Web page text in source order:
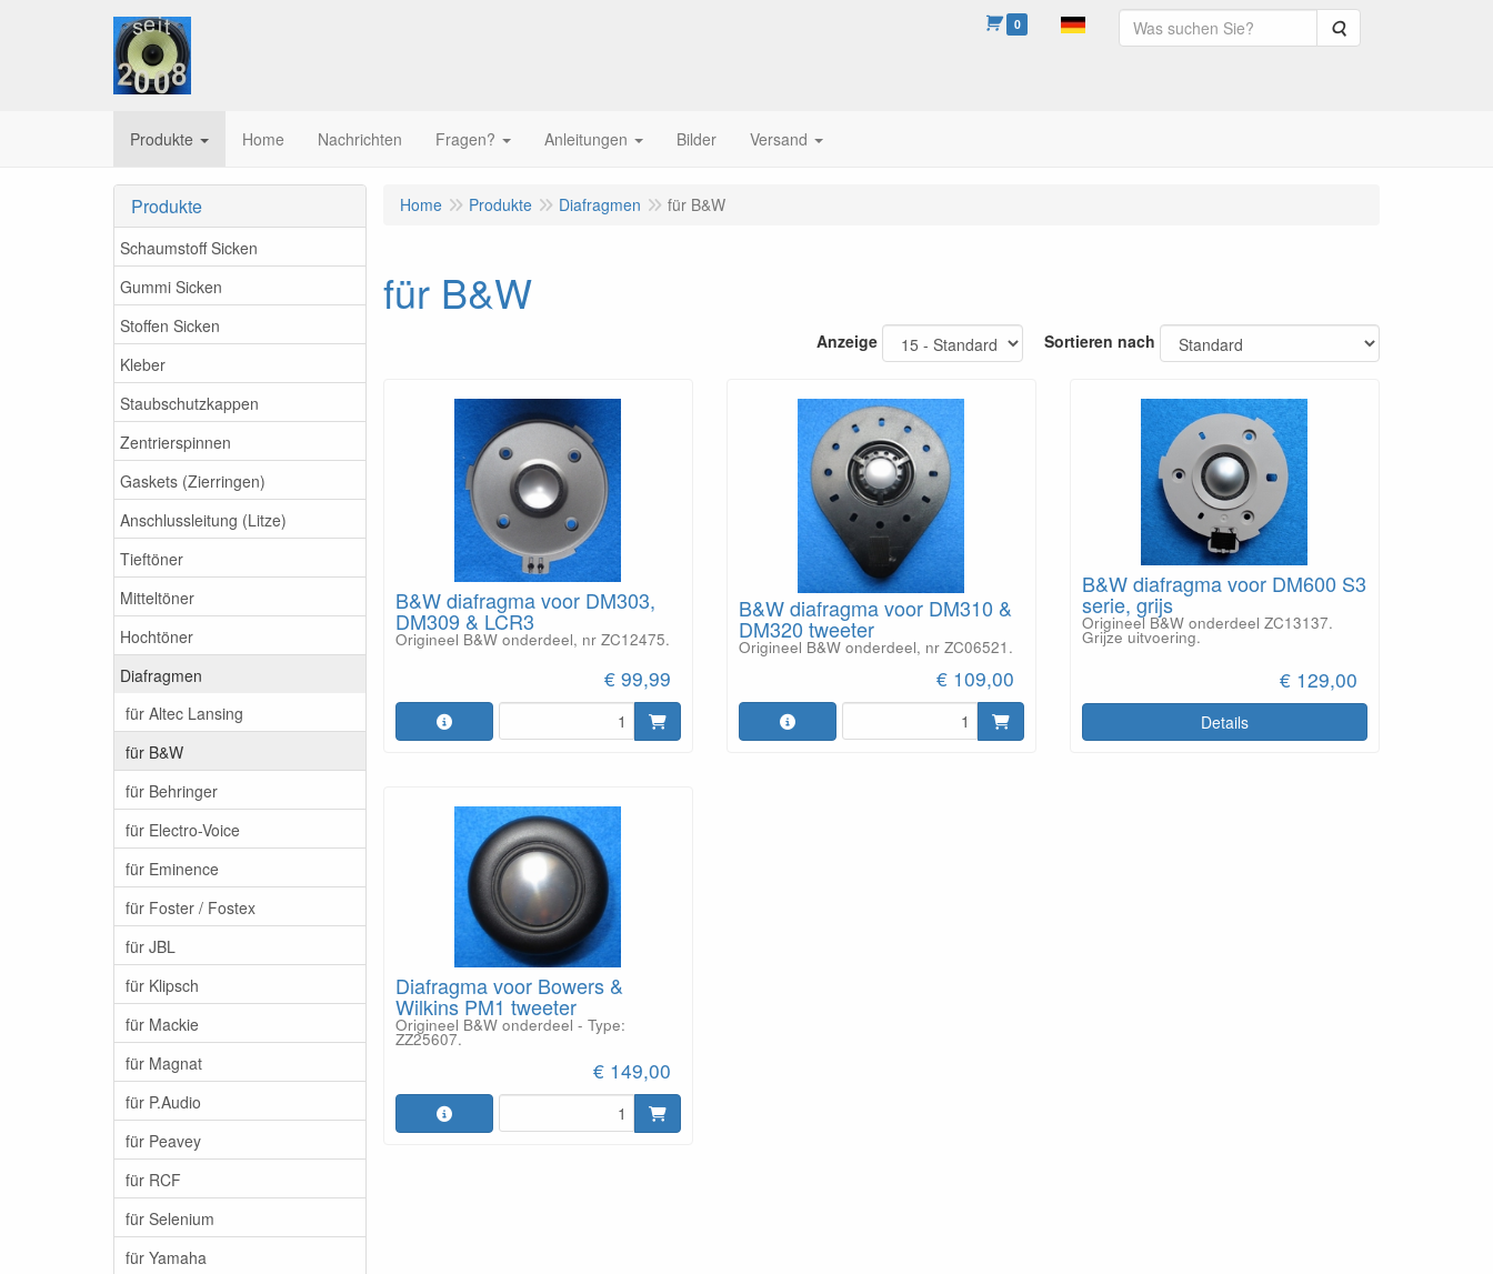
0 Suche
Produkte Home Nachrichten Fragen? Anleitungen Bilder Versand
Produkte
Schaumstoff Sicken
Gummi Sicken
Stoffen Sicken
Kleber
Staubschutzkappen
Zentrierspinnen
Gaskets (Zierringen)
Anschlussleitung (Litze)
Tieftöner
Mitteltöner
Hochtöner
Diafragmen
für Altec Lansing
für B&W
für Behringer
für Electro-Voice
für Eminence
für Foster / Fostex
für JBL
für Klipsch
für Mackie
für Magnat
für P.Audio
für Peavey
für RCF
für Selenium
für Yamaha
Home Produkte Diafragmen für B&W
für B&W
Anzeige Sortieren nach
B&W diafragma voor DM303,
DM309 & LCR3
Origineel B&W onderdeel, nr ZC12475.
€ 99,99
B&W diafragma voor DM310 &
DM320 tweeter
Origineel B&W onderdeel, nr ZC06521.
€ 109,00
B&W diafragma voor DM600 S3
serie, grijs
Origineel B&W onderdeel ZC13137.
Grijze uitvoering.
€ 129,00
Details
Diafragma voor Bowers &
Wilkins PM1 tweeter
Origineel B&W onderdeel - Type:
ZZ25607.
€ 149,00